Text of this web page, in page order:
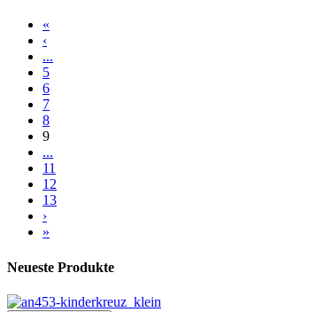
«
‹
...
5
6
7
8
9
...
11
12
13
›
»
Neueste Produkte